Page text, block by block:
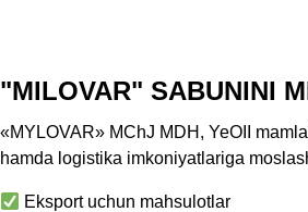
"MILOVAR" SABUNINI
«MYLOVAR» MChJ MDH , YeOII
hamda logistika imkoniyatlariga
Eksport uchun mahsulotlar